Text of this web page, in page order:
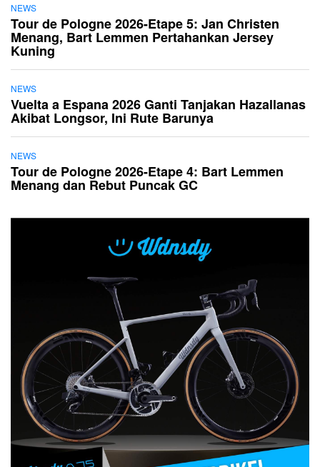
NEWS
Tour de Pologne 2026-Etape 5: Jan Christen
Menang, Bart Lemmen Pertahankan Jersey
Kuning
NEWS
Vuelta a Espana 2026 Ganti Tanjakan Hazallanas
Akibat Longsor, Ini Rute Barunya
NEWS
Tour de Pologne 2026-Etape 4: Bart Lemmen
Menang dan Rebut Puncak GC